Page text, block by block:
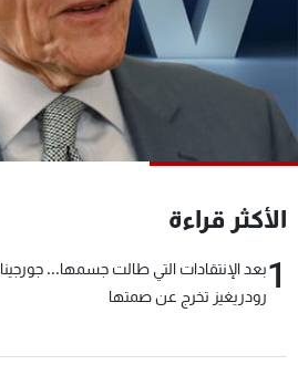
الأكثر قراءة
1بعد الإنتقادات التي طالت جسمها... جورجينا
رودريغيز تخرج عن صمتها
البرامج
جدول البرامج
شاهد البرامج
الترددات
لاعلاناتكم